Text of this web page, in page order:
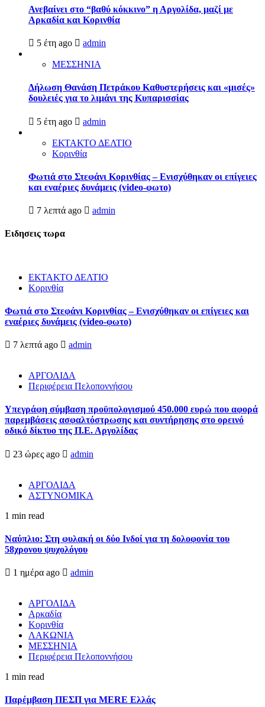
Ανεβαίνει στο “βαθύ κόκκινο” η Αργολίδα, μαζί με
Αρκαδία και Κορινθία
5 έτη ago admin
ΜΕΣΣΗΝΙΑ
Δήλωση Θανάση Πετράκου Καθυστερήσεις και «μισές»
δουλειές για το λιμάνι της Κυπαρισσίας
5 έτη ago admin
ΕΚΤΑΚΤΟ ΔΕΛΤΙΟ
Κορινθία
Φωτιά στο Στεφάνι Κορινθίας – Ενισχύθηκαν οι επίγειες
και εναέριες δυνάμεις (video-φωτο)
7 λεπτά ago admin
Ειδησεις τωρα
ΕΚΤΑΚΤΟ ΔΕΛΤΙΟ
Κορινθία
Φωτιά στο Στεφάνι Κορινθίας – Ενισχύθηκαν οι επίγειες και
εναέριες δυνάμεις (video-φωτο)
7 λεπτά ago admin
ΑΡΓΟΛΙΔΑ
Περιφέρεια Πελοποννήσου
Υπεγράφη σύμβαση προϋπολογισμού 450.000 ευρώ που αφορά
παρεμβάσεις ασφαλτόστρωσης και συντήρησης στο ορεινό
οδικό δίκτυο της Π.Ε. Αργολίδας
23 ώρες ago admin
ΑΡΓΟΛΙΔΑ
ΑΣΤΥΝΟΜΙΚΑ
1 min read
Ναύπλιο: Στη φυλακή οι δύο Ινδοί για τη δολοφονία του
58χρονου ψυχολόγου
1 ημέρα ago admin
ΑΡΓΟΛΙΔΑ
Αρκαδία
Κορινθία
ΛΑΚΩΝΙΑ
ΜΕΣΣΗΝΙΑ
Περιφέρεια Πελοποννήσου
1 min read
Παρέμβαση ΠΕΣΠ για MERE Ελλάς